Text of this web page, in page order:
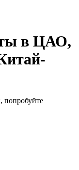
в ЦАО,
попробуйте